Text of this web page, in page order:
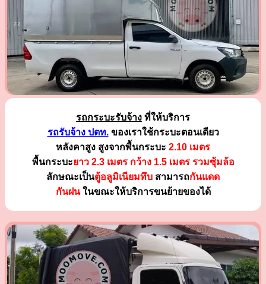
รถกระบะรับจ้าง ที่ให้บริการ
รถรับจ้าง ปตท.ของเราใช้กระบะตอนเดียว
หลังคาสูง สูงจากพื้นกระบะ 2.10 เมตร
พื้นกระบะยาว 2.3 เมตร กว้าง 1.5 เมตร รวมซุ้มล้อ
ลักษณะเป็นตู้อลูมิเนียมทึบ สามารถกันแดด
กันฝนในขณะให้บริการขนย้ายของได้